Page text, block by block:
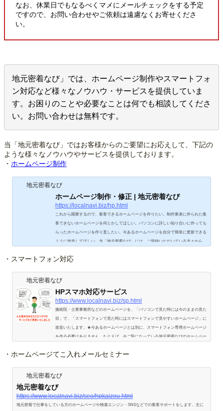
なお、休業日でもなるべくマメにメールチェックをする予定
ですので、お問い合わせやご依頼は遠慮なくお寄せくださ
い。
地元密着なび」では、ホームページ制作やスマートフォ
ン対応など様々なノウハウ・サービスを提供していま
す。お困りのことや必要なことは何でも相談してくださ
い。お問い合わせは無料です。
当「地元密着なび」ではお客様からのご要望にお応えして、下記の
ような様々なノウハウやサービスを提供しております。
・ ホームページ制作
地元密着なび
ホームページ制作・修正 | 地元密着なび
https://localnavi.biz/hp.html
これから開業するので、集客できるホームページを作りたい。制作業者に作られた集
客できないホームページを何とかしてほしい。パソコンに詳しい知り合いに作っても
らったホームページを作り直したい。今あるホームページを自分で簡単に更新できる
ように改造してほしい。当「地元密着なび」には、ご登録いただいている方々から、
ームページを集客できるように指導する「ホームペ
・スマートフォン対応
地元密着なび
HPスマホ対応サービス
https://www.localnavi.biz/sp.html
施術院・士業事務所などのホームページを、「パソコンで見た時には今のままの見た
目」で、「スマートフォンで見た時にはスマートフォンで見やすいホームページ」に
改造いたします。★今あるホームページとは別に、スマートフォン専用ホームページ
を作る必要はありません。たとえば、今ご覧になっている地元密着なびのホームペー
ゃいけないの？スマホの販売台数が何千万台、などという数字だけでは「スマホでど
・ホームページてこ入れメールセミナー
地元密着なび
地元密着なび
https://www.localnavi.biz/seo/hpkaizou.html
地元密着で仕事をしている方のホームページや検索エンジン・SNSなどでの集客サポートをします。主に